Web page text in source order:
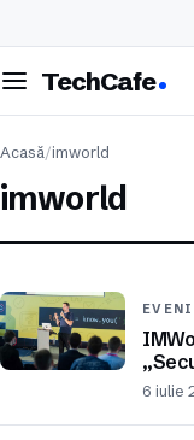
meniul
TechCafe
Acasă/imworld
imworld
6 iulie